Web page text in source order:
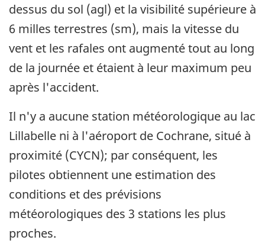
dessus du sol (agl) et la visibilité supérieure à
6 milles terrestres (sm), mais la vitesse du
vent et les rafales ont augmenté tout au long
de la journée et étaient à leur maximum peu
après l'accident.
Il n'y a aucune station météorologique au lac
Lillabelle ni à l'aéroport de Cochrane, situé à
proximité (CYCN); par conséquent, les
pilotes obtiennent une estimation des
conditions et des prévisions
météorologiques des 3 stations les plus
proches.